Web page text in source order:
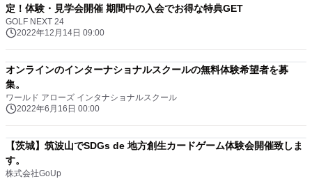
定！体験・見学会開催 期間中の入会でお得な特典GET
GOLF NEXT 24
2022年12月14日 09:00
オンラインのインターナショナルスクールの無料体験希望者を募
集。
ワールド アローズ インタナショナルスクール
2022年6月16日 00:00
【茨城】筑波山でSDGs de 地方創生カードゲーム体験会開催致しま
す。
株式会社GoUp